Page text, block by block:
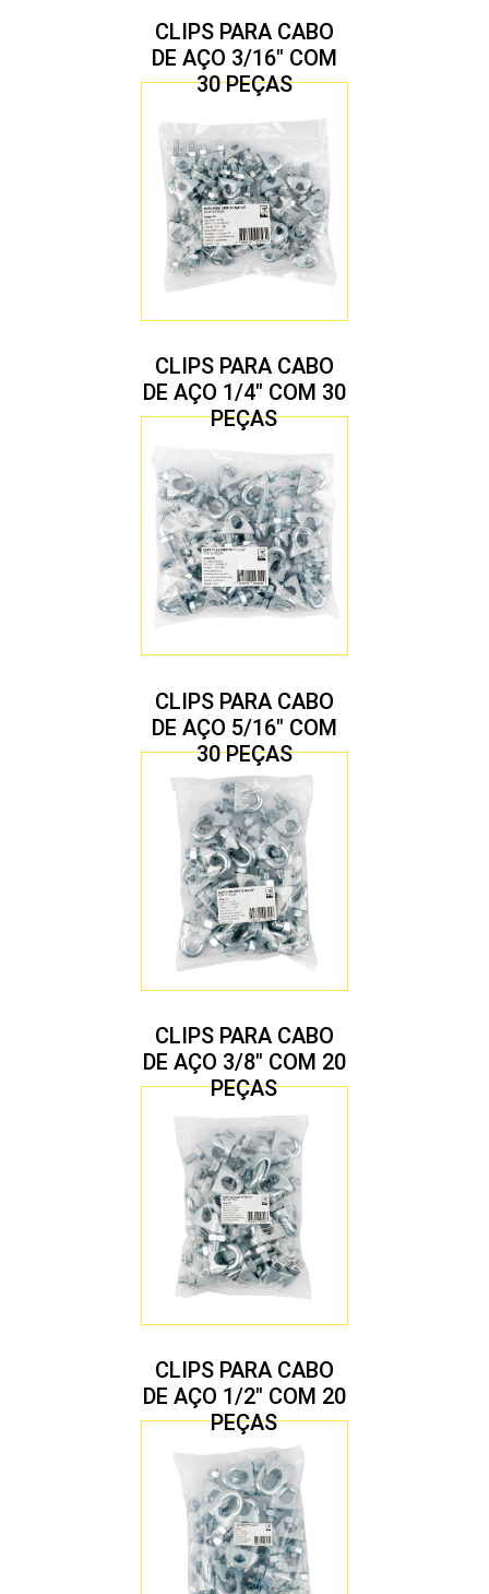
CLIPS PARA CABO
DE AÇO 3/16″ COM
30 PEÇAS
CLIPS PARA CABO
DE AÇO 1/4″ COM 30
PEÇAS
CLIPS PARA CABO
DE AÇO 5/16″ COM
30 PEÇAS
CLIPS PARA CABO
DE AÇO 3/8″ COM 20
PEÇAS
CLIPS PARA CABO
DE AÇO 1/2″ COM 20
PEÇAS